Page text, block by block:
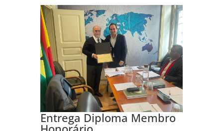
Entrega Diploma Membro